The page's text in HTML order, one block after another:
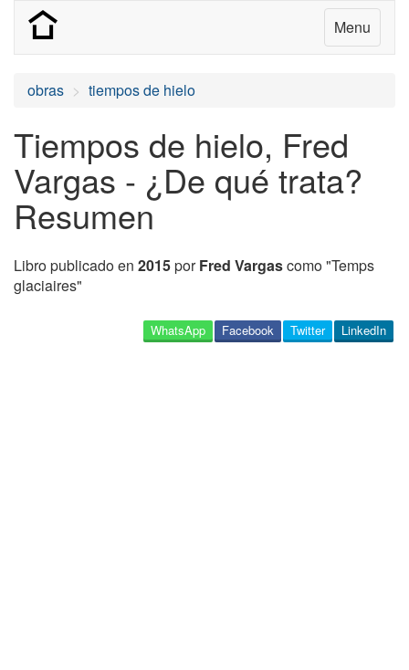
Menu
obras tiempos de hielo
Tiempos de hielo, Fred
Vargas - ¿De qué trata?
Resumen
Libro publicado en 2015porFred Vargascomo "Temps
glaciaires"
LinkedIn
Twitter
Facebook
WhatsApp